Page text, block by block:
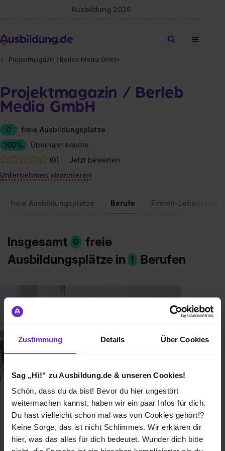
Zustimmung Details Über Cookies
Sag „Hi!“ zu Ausbildung.de & unseren Cookies!
Schön, dass du da bist! Bevor du hier ungestört
weitermachen kannst, haben wir ein paar Infos für dich.
Du hast vielleicht schon mal was von Cookies gehört!?
Keine Sorge, das ist nicht Schlimmes. Wir erklären dir
hier, was das alles für dich bedeutet. Wunder dich bitte
Ausbildung 2026
Stellen finden
Projektmagazin / Berleb Media GmbH
Projektmagazin / Berleb
Media GmbH
0
freie Ausbildungsplätze
100%
Übernahmequote
(0)
Jetzt bewerten
Unternehmen abonnieren
freie Ausbildungsplätze Berufe Firmen-Lebenslauf
Insgesamt 0
freie
Ausbildungsplätze in 1 Berufen
Kaufmann/-frau im E-
Commerce
Klassische duale